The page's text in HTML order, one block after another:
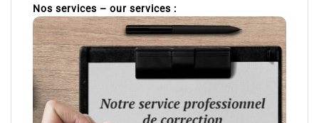
Nos services – our services :